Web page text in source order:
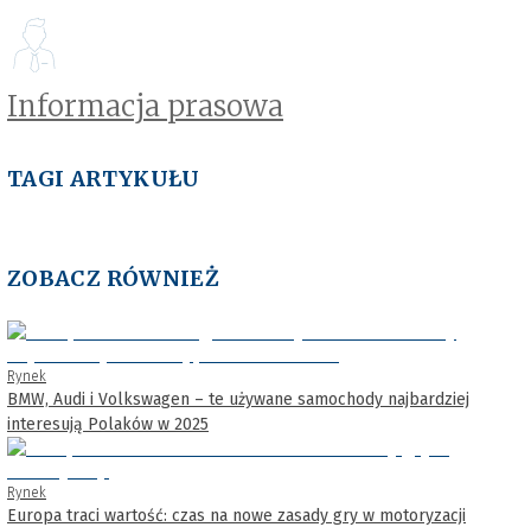
Informacja prasowa
TAGI ARTYKUŁU
ZOBACZ RÓWNIEŻ
Rynek
BMW, Audi i Volkswagen – te używane samochody najbardziej
interesują Polaków w 2025
Rynek
Europa traci wartość: czas na nowe zasady gry w motoryzacji